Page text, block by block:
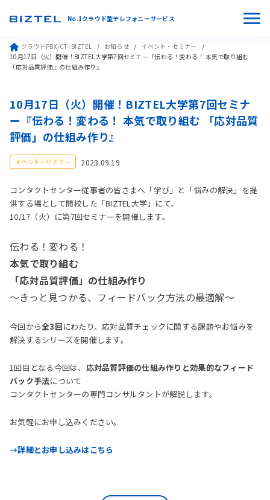
No.1クラウド型テレフォニーサービス
クラウドPBX/CTI BIZTEL お知らせ
イベント・セミナー
10月17日（火）開催！BIZTEL大学第7回セミナー『伝わる！変わる！ 本気で取り組む
「応対品質評価」の仕組み作り』
10月17日（火）開催！BIZTEL大学第7回セミナ
ー『伝わる！変わる！ 本気で取り組む 「応対品質
評価」の仕組み作り』
イベント・セミナー 2023.09.19
コンタクトセンター従事者の皆さまへ「学び」と「悩みの解決」を提
供する場として開校した「BIZTEL大学」にて、
10/17（火）に第7回セミナーを開催します。
伝わる！変わる！
本気で取り組む
「応対品質評価」の仕組み作り
～きっと見つかる、フィードバック方法の最適解～
今回から全3回にわたり、応対品質チェックに関する課題やお悩みを
解決するシリーズを開催します。
1回目となる今回は、 応対品質評価の仕組み作りと効果的なフィード
バック手法について
コンタクトセンターの専門コンサルタントが解説します。
お気軽にお申し込みください。
→詳細とお申し込みはこちら